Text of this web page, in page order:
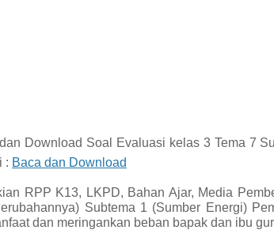
Download Soal Evaluasi kelas 3 Tema 7
: Baca dan Download
RPP K13, LKPD, Bahan Ajar, Media
Subtema 1 (Sumber Energi)
dan meringankan beban bapak dan ibu